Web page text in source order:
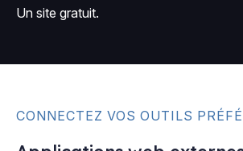
Un site gratuit.
CONNECTEZ VOS OUTILS